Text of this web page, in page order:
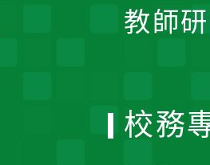
教師
校務